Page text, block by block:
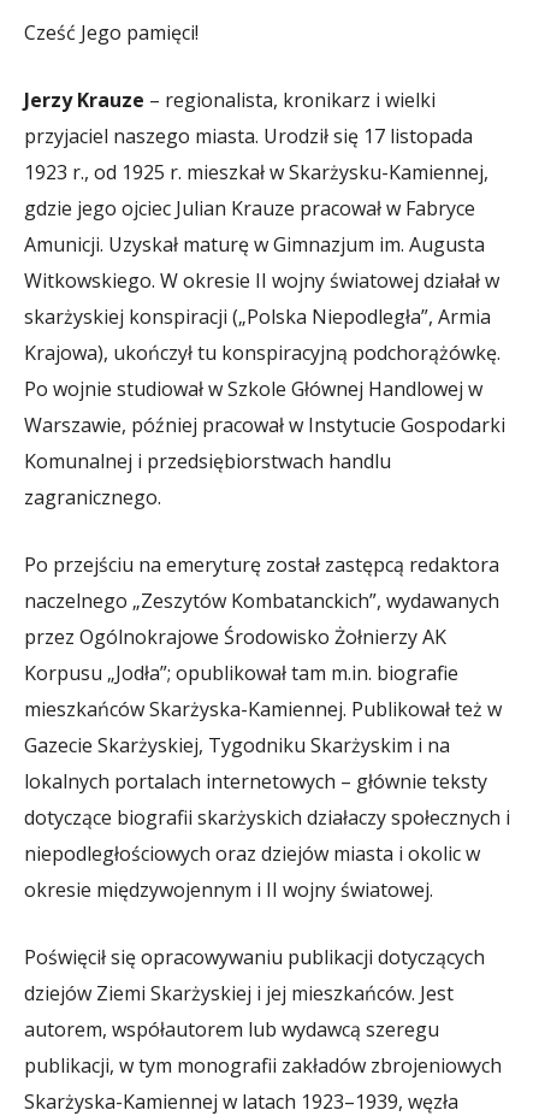
Cześć Jego pamięci!
Jerzy Krauze – regionalista, kronikarz i wielki
przyjaciel naszego miasta. Urodził się 17 listopada
1923 r., od 1925 r. mieszkał w Skarżysku-Kamiennej,
gdzie jego ojciec Julian Krauze pracował w Fabryce
Amunicji. Uzyskał maturę w Gimnazjum im. Augusta
Witkowskiego. W okresie II wojny światowej działał w
skarżyskiej konspiracji („Polska Niepodległa”, Armia
Krajowa), ukończył tu konspiracyjną podchorążówkę.
Po wojnie studiował w Szkole Głównej Handlowej w
Warszawie, później pracował w Instytucie Gospodarki
Komunalnej i przedsiębiorstwach handlu
zagranicznego.
Po przejściu na emeryturę został zastępcą redaktora
naczelnego „Zeszytów Kombatanckich”, wydawanych
przez Ogólnokrajowe Środowisko Żołnierzy AK
Korpusu „Jodła”; opublikował tam m.in. biografie
mieszkańców Skarżyska-Kamiennej. Publikował też w
Gazecie Skarżyskiej, Tygodniku Skarżyskim i na
lokalnych portalach internetowych – głównie teksty
dotyczące biografii skarżyskich działaczy społecznych i
niepodległościowych oraz dziejów miasta i okolic w
okresie międzywojennym i II wojny światowej.
Poświęcił się opracowywaniu publikacji dotyczących
dziejów Ziemi Skarżyskiej i jej mieszkańców. Jest
autorem, współautorem lub wydawcą szeregu
publikacji, w tym monografii zakładów zbrojeniowych
Skarżyska-Kamiennej w latach 1923–1939, węzła